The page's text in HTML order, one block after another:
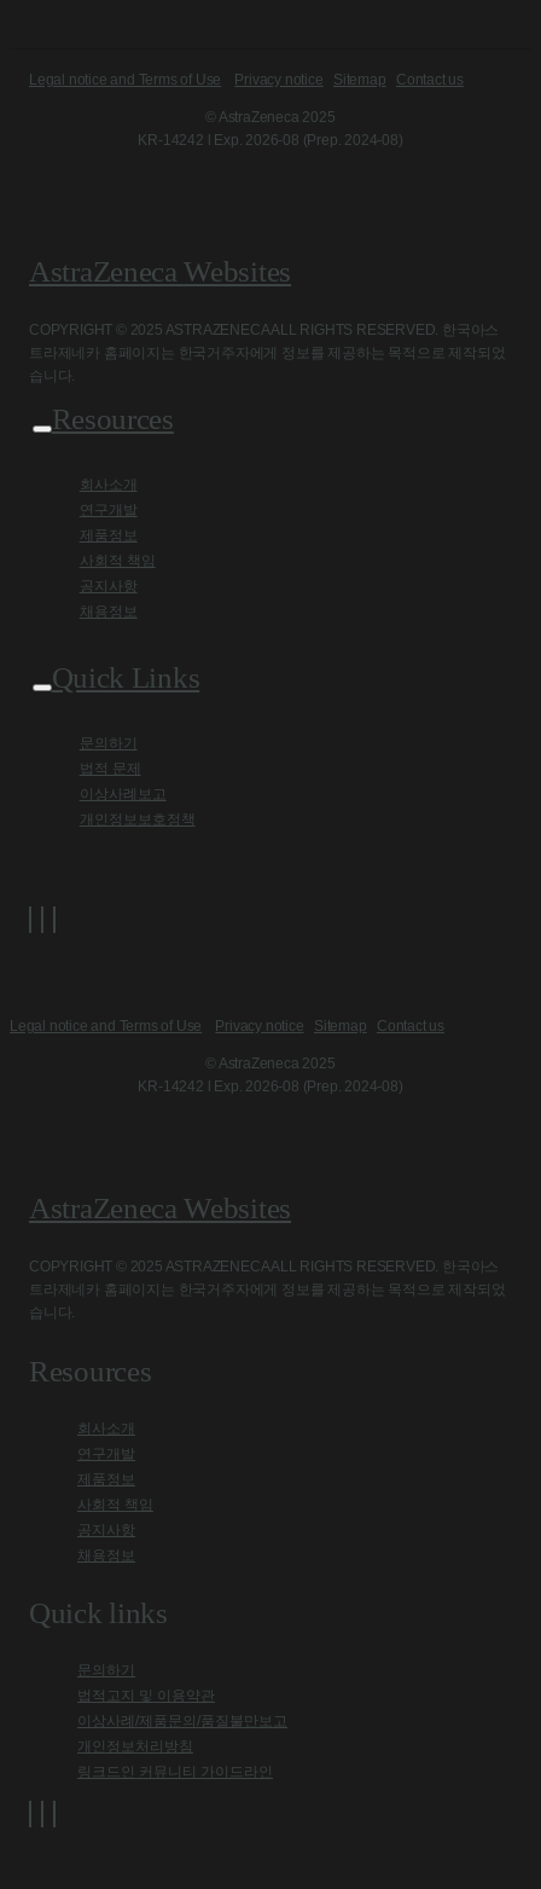
Legal notice and Terms of Use Privacy notice Sitemap Contact us
© AstraZeneca 2025
KR-14242 l Exp. 2026-08 (Prep. 2024-08)
AstraZeneca Websites
COPYRIGHT © 2025 ASTRAZENECA ALL RIGHTS RESERVED. 한국아스
트라제네카 홈페이지는 한국거주자에게 정보를 제공하는 목적으로 제작되었
습니다.
Resources
회사소개
연구개발
제품정보
사회적 책임
공지사항
채용정보
Quick Links
문의하기
법적 문제
이상사례보고
개인정보보호정책
Legal notice and Terms of Use Privacy notice Sitemap Contact us
© AstraZeneca 2025
KR-14242 l Exp. 2026-08 (Prep. 2024-08)
AstraZeneca Websites
COPYRIGHT © 2025 ASTRAZENECA ALL RIGHTS RESERVED. 한국아스
트라제네카 홈페이지는 한국거주자에게 정보를 제공하는 목적으로 제작되었
습니다.
Resources
회사소개
연구개발
제품정보
사회적 책임
공지사항
채용정보
Quick links
문의하기
법적고지 및 이용약관
이상사례/제품문의/품질불만보고
개인정보처리방침
링크드인 커뮤니티 가이드라인